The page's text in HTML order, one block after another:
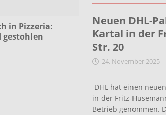
in Pizzeria:
gestohlen
Neuen DHL-
Kartal in der
Str. 20
24. November 2025
DHL hat einen
in der Fritz-
Betrieb genommen.